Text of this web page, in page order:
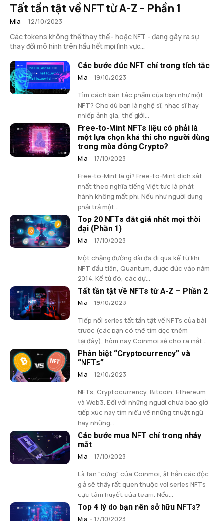
Tất tần tật về NFT từ A-Z – Phần 1
Mia - 12/10/2023
Các tokens không thể thay thế - hoặc NFT - đang gây ra sự
thay đổi mô hình trên hầu hết mọi lĩnh vực...
Các bước đúc NFT chỉ trong tích tắc
Mia - 19/10/2023
Tìm cách bán tác phẩm của bạn như một
NFT? Cho dù bạn là nghệ sĩ, nhạc sĩ hay
nhiếp ảnh gia, thế giới...
Free-to-Mint NFTs liệu có phải là
một lựa chọn khả thi cho người dùng
trong mùa đông Crypto?
Mia - 17/10/2023
Free-to-Mint là gì? Free-to-Mint dịch sát
nhất theo nghĩa tiếng Việt tức là phát
hành không mất phí. Nếu như người dùng
phải trả một...
Top 20 NFTs đắt giá nhất mọi thời
đại (Phần 1)
Mia - 17/10/2023
Một chặng đường dài đã đi qua kể từ khi
NFT đầu tiên, Quantum, được đúc vào năm
2014. Kể từ đó, các dự...
Tất tần tật về NFTs từ A-Z – Phần 2
Mia - 19/10/2023
Tiếp nối series tất tần tật về NFTs của bài
trước (các bạn có thể tìm đọc thêm
tại đây), hôm nay Coinmoi sẽ cho ra mắt...
Phân biệt “Cryptocurrency” và
“NFTs”
Mia - 12/10/2023
NFTs, Cryptocurrency, Bitcoin, Ethereum
và Web3. Đối với những người chưa bao giờ
tiếp xúc hay tìm hiểu về những thuật ngữ
hay những...
Các bước mua NFT chỉ trong nháy
mắt
Mia - 17/10/2023
Là fan "cứng" của Coinmoi, ắt hẳn các độc
giả sẽ thấy rất quen thuộc với series NFTs
cực tâm huyết của team. Nếu...
Top 4 lý do bạn nên sở hữu NFTs?
Mia - 17/10/2023